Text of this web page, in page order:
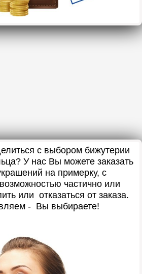
с выбором бижутерии
У нас Вы можете заказать
на примерку, с
частично или
или отказаться от заказа.
- Вы выбираете!